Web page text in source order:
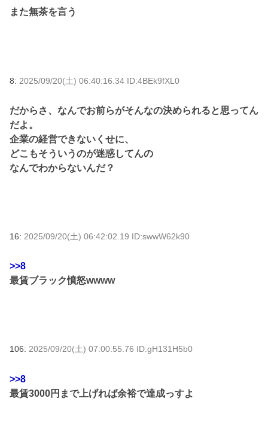
また無茶を言う
8: 2025/09/20(土) 06:40:16.34 ID:4BEk9fXL0
だからさ、なんでお前らがそんなの決められると思ってん
だよ。
企業の経営できないくせに、
どこもそういうのが迷惑してんの
なんでわからないんだ？
16: 2025/09/20(土) 06:42:02.19 ID:swwW62k90
>>8
最賃ブラック憤怒wwww
106: 2025/09/20(土) 07:00:55.76 ID:gH131H5b0
>>8
最賃3000円まで上げれば余裕で達成っすよ